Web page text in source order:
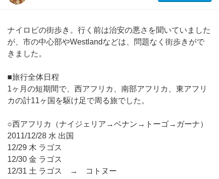
ナイロビの街歩き。行く前は治安の悪さを聞いていました
が、市の中心部やWestlandなどは、問題なく街歩きがで
きました。
■旅行全体日程
1ヶ月の短期間で、西アフリカ、南部アフリカ、東アフリ
カの計11ヶ国を駆け足で周る旅でした。
○西アフリカ（ナイジェリア→ベナン→トーゴ→ガーナ）
2011/12/28 水 出国
12/29 木 ラゴス
12/30 金 ラゴス
12/31 土 ラゴス → コトヌー